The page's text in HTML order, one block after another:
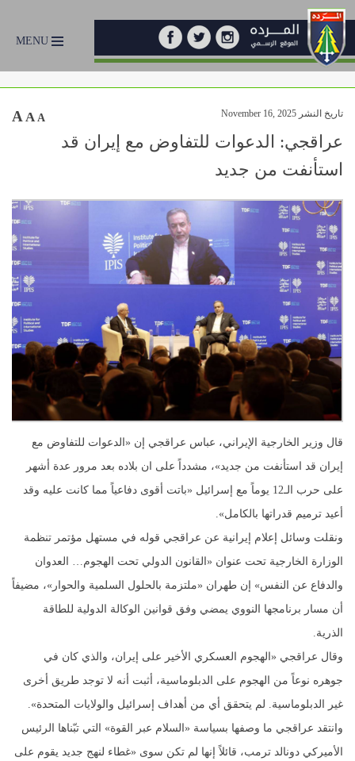
MENU
تاريخ النشر November 16, 2025 A A A
عراقجي: الدعوات للتفاوض مع إيران قد
استأنفت من جديد
قال وزير الخارجية الإيراني، عباس عراقجي إن «الدعوات للتفاوض مع
إيران قد استأنفت من جديد»، مشدداً على ان بلاده بعد مرور عدة أشهر
على حرب الـ12 يوماً مع إسرائيل «باتت أقوى دفاعياً مما كانت عليه وقد
أعيد ترميم قدراتها بالكامل».
ونقلت وسائل إعلام إيرانية عن عراقجي قوله في مستهل مؤتمر تنظمة
الوزارة الخارجية تحت عنوان «القانون الدولي تحت الهجوم… العدوان
والدفاع عن النفس» إن طهران «ملتزمة بالحلول السلمية والحوار»، مضيفاً
أن مسار برنامجها النووي يمضي وفق قوانين الوكالة الدولية للطاقة
الذرية.
وقال عراقجي «الهجوم العسكري الأخير على إيران، والذي كان في
جوهره نوعاً من الهجوم على الدبلوماسية، أثبت أنه لا توجد طريق أخرى
غير الدبلوماسية. لم يتحقق أي من أهداف إسرائيل والولايات المتحدة».
وانتقد عراقجي ما وصفها بسياسة «السلام عبر القوة» التي تبّناها الرئيس
الأميركي دونالد ترمب، قائلاً إنها لم تكن سوى «غطاء لنهج جديد يقوم على